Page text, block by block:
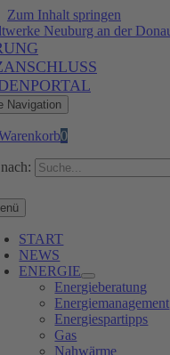
Zum Inhalt springen
Navigation
0
START
NEWS
ENERGIE
Energieberatung
Energiemanagement
Energiespartipps
Gas
Nahwärme